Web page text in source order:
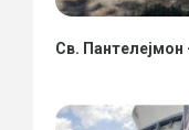
Св. Пантелејмон